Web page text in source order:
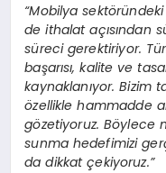
“Mobilya
de ithalat açısından
süreci gerektiriyor.
başarısı, kalite ve
kaynaklanıyor. Bizim
özellikle hammadde
gözetiyoruz. Böylece
sunma hedefimizi
da dikkat çekiyoruz.”